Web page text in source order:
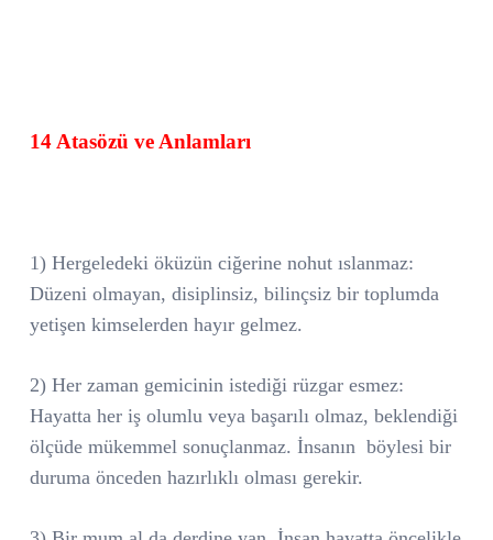
14 Atasözü ve Anlamları
1) Hergeledeki öküzün ciğerine nohut ıslanmaz:
Düzeni olmayan, disiplinsiz, bilinçsiz bir toplumda
yetişen kimselerden hayır gelmez.
2) Her zaman gemicinin istediği rüzgar esmez:
Hayatta her iş olumlu veya başarılı olmaz, beklendiği
ölçüde mükemmel sonuçlanmaz. İnsanın böylesi bir
duruma önceden hazırlıklı olması gerekir.